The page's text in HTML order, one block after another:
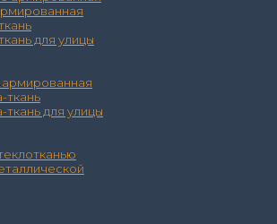
для улицы
ткань
для улицы